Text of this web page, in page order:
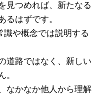
見つめれば、新たなる
るはずです。
識や概念では説明する
道路ではなく、新しい
。
なかなか他人から理解